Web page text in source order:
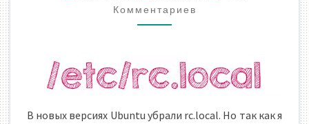
Комментариев
В новых версиях Ubuntu убрали rc.local. Но так как я